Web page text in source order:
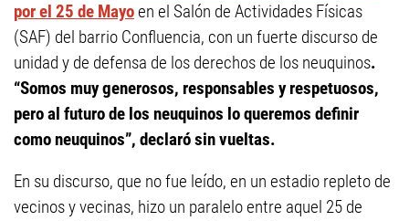
por el 25 de Mayoen el Salón de Actividades Físicas
(SAF) del barrio Confluencia, con un fuerte discurso de
unidad y de defensa de los derechos de los neuquinos.
“Somos muy generosos, responsables y respetuosos,
pero al futuro de los neuquinos lo queremos definir
como neuquinos”, declaró sin vueltas.
En su discurso, que no fue leído, en un estadio repleto de
vecinos y vecinas, hizo un paralelo entre aquel 25 de